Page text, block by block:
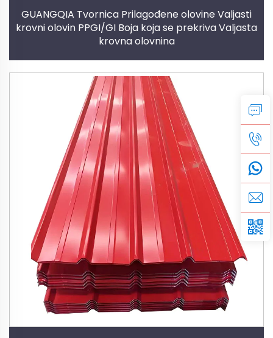
GUANGQIA Tvornica Prilagođene olovine Valjasti
krovni olovin PPGI/GI Boja koja se prekriva Valjasta
krovna olovnina